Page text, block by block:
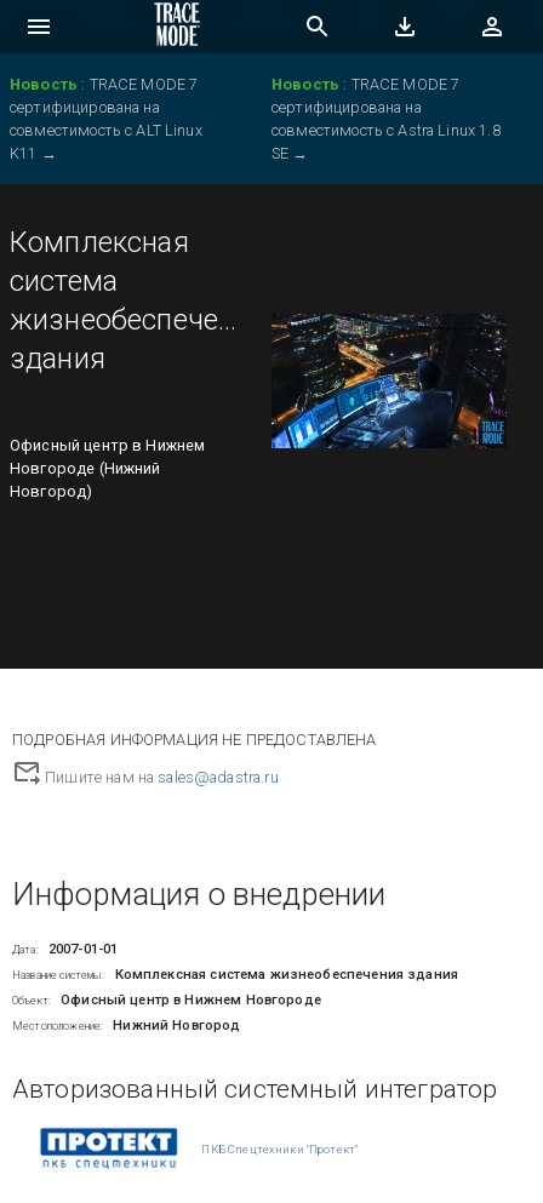
Новость : TRACE MODE 7
сертифицирована на
совместимость с ALT Linux
K11 →
Новость : TRACE MODE 7
сертифицирована на
совместимость с Astra Linux 1.8
SE →
Комплексная
система
жизнеобеспечения
здания
Офисный центр в Нижнем
Новгороде (Нижний
Новгород)
ПОДРОБНАЯ ИНФОРМАЦИЯ НЕ ПРЕДОСТАВЛЕНА
Пишите нам на sales@adastra.ru
Информация о внедрении
Дата: 2007-01-01
Название системы: Комплексная система жизнеобеспечения здания
Объект: Офисный центр в Нижнем Новгороде
Местоположение: Нижний Новгород
Авторизованный системный интегратор
ПКБ Спецтехники "Протект"